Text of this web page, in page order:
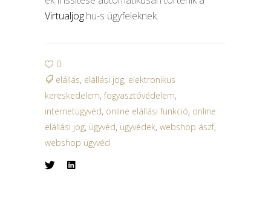
Virtualjog.hu-s ügyfeleknek.
0
elállás, elállási jog, elektronikus
kereskedelem, fogyasztóvédelem,
internetügyvéd, online elállási funkció, online
elállási jog, ügyvéd, ügyvédek, webshop ászf,
webshop ügyvéd